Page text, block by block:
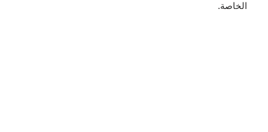
الخاصة.